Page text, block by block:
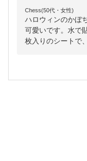
Chess(50代・女性)
ハロウィンのかぼ
可愛いです。水で
枚入りのシートで